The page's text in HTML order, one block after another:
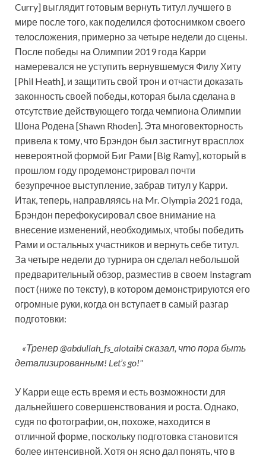
Curry] выглядит готовым вернуть титул лучшего в
мире после того, как поделился фотоснимком своего
телосложения, примерно за четыре недели досцены.
После победы на Олимпии 2019 года Карри
намеревался не уступить вернувшемуся Филу Хиту
[Phil Heath], и защитить свой трон и отчасти доказать
законность своей победы, которая была сделана в
отсутствие действующего тогда чемпиона Олимпии
Шона Родена [Shawn Rhoden]. Эта многовекторность
привела к тому, что Брэндон был застигнут врасплох
невероятной формой Биг Рами [Big Ramy], который в
прошлом году продемонстрировал почти
безупречное выступление, забрав титул у Карри.
Итак, теперь, направляясь на Mr. Olympia 2021 года,
Брэндон перефокусировал свое внимание на
внесение изменений, необходимых, чтобы победить
Рами и остальных участников и вернуть себе титул.
За четыре недели до турнира он сделал небольшой
предварительный обзор, разместив в своем Instagram
пост (ниже по тексту), в котором демонстрируются его
огромные руки, когда он вступает в самый разгар
подготовки:
«Тренер @abdullah_fs_alotaibi сказал, что пора быть
детализированным! Let’s go!"
У Карри еще есть время и есть возможности для
дальнейшего совершенствования и роста. Однако,
судя по фотографии, он, похоже, находится в
отличной форме, поскольку подготовка становится
более интенсивной. Хотя он ясно дал понять, что в